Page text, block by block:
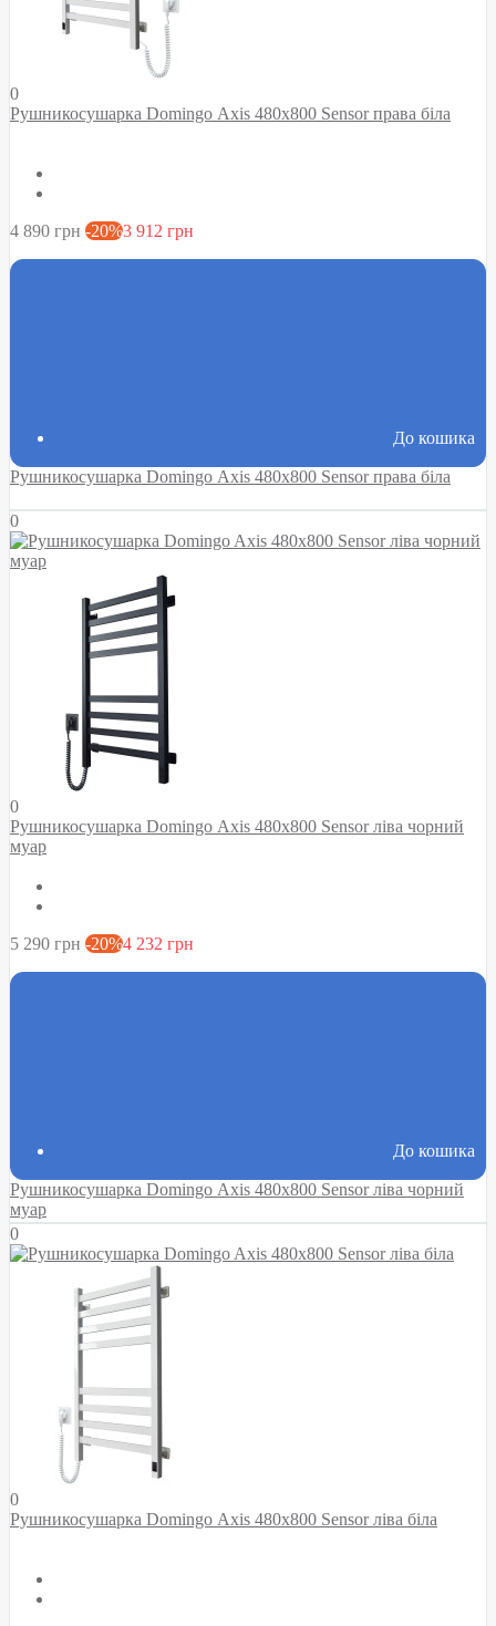
0
Рушникосушарка Domingo Axis 480x800 Sensor права біла
4 890 грн -20%3 912 грн
До кошика
Рушникосушарка Domingo Axis 480x800 Sensor права біла
0
0
Рушникосушарка Domingo Axis 480x800 Sensor ліва чорний
муар
5 290 грн -20%4 232 грн
До кошика
Рушникосушарка Domingo Axis 480x800 Sensor ліва чорний
муар
0
0
Рушникосушарка Domingo Axis 480x800 Sensor ліва біла